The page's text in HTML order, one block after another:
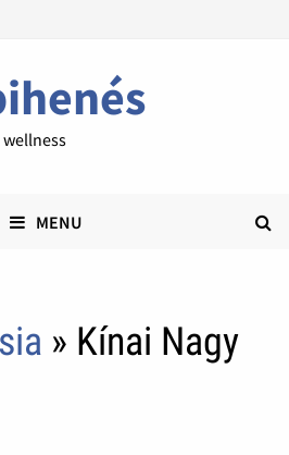
MENU
» Kínai Nagy